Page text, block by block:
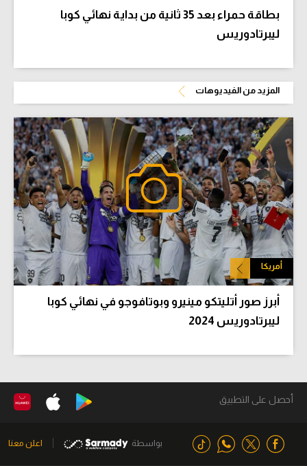
بطاقة حمراء بعد 35 ثانية من بداية نهائي كوبا
ليبرتادوريس
المزيد من الفيديوهات
أمريكا
أبرز صور أتليتكو مينيرو وبوتافوجو في نهائي كوبا
ليبرتادوريس 2024
أحصل على التطبيق
بواسطة اعلن معنا